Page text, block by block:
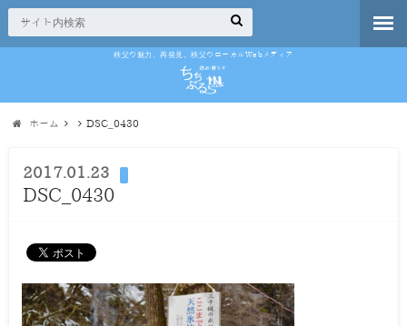
秩父の魅力、再発見。秩父のローカルWebメディア
ホーム DSC_0430
2017.01.23
DSC_0430